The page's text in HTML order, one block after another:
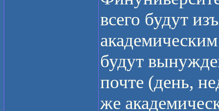
всего будут
будут
почте (день,
же